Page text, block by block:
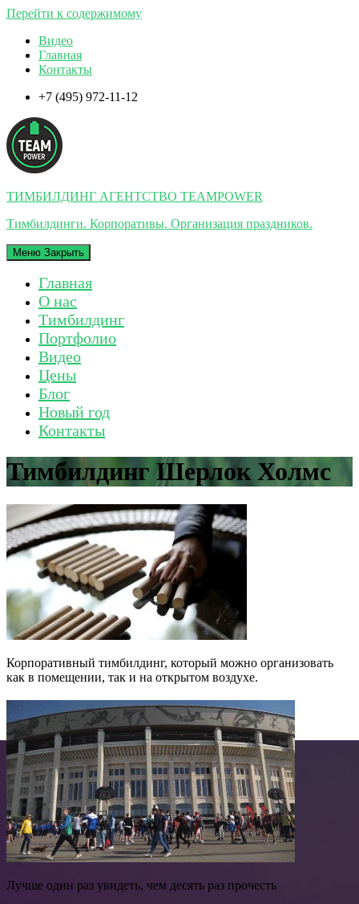
Перейти к содержимому
Видео
Главная
Контакты
+7 (495) 972-11-12
ТИМБИЛДИНГ АГЕНТСТВО TEAMPOWER
Тимбилдинги. Корпоративы. Организация праздников.
Меню Закрыть
Главная
О нас
Тимбилдинг
Портфолио
Видео
Цены
Блог
Новый год
Контакты
Тимбилдинг Шерлок Холмс
Корпоративный тимбилдинг, который можно организовать
как в помещении, так и на открытом воздухе.
Лучше один раз увидеть, чем десять раз прочесть